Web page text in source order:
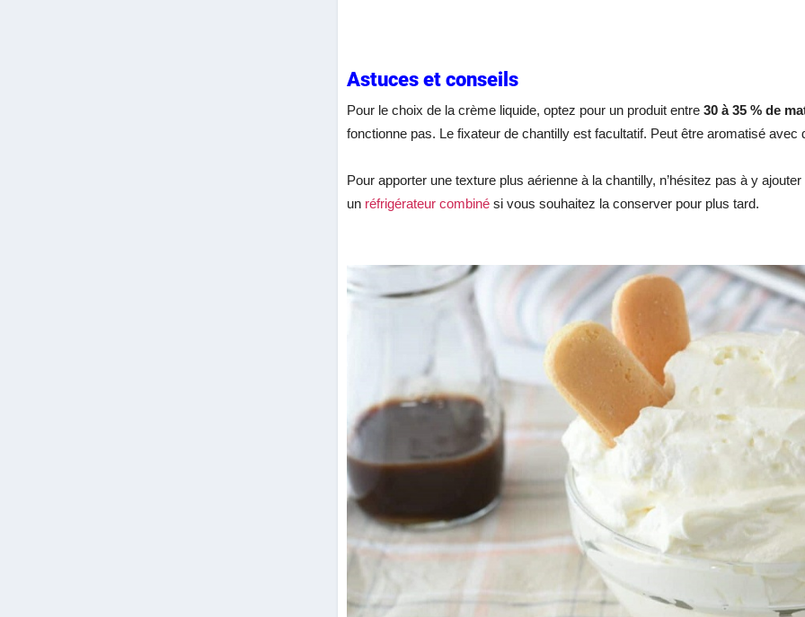
Astuces et conseils
Pour le choix de la crème liquide, optez pour un produit entre30 à 35 % de
fonctionne pas. Le fixateur de chantilly est facultatif. Peut être aromatisé avec
Pour apporter une texture plus aérienne à la chantilly, n’hésitez pas à y
un réfrigérateur combiné si vous souhaitez la conserver pour plus tard.